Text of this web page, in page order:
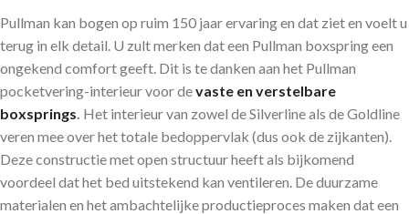
Pullman kan bogen op ruim 150 jaar ervaring en dat ziet en voelt u
terug in elk detail. U zult merken dat een Pullman boxspring een
ongekend comfort geeft. Dit is te danken aan het Pullman
pocketvering-interieur voor devaste en verstelbare
boxsprings Het interieur van zowel de Silverline als de Goldline
veren mee over het totale bedoppervlak (dus ook de zijkanten).
Deze constructie met open structuur heeft als bijkomend
voordeel dat het bed uitstekend kan ventileren. De duurzame
materialen en het ambachtelijke productieproces maken dat een